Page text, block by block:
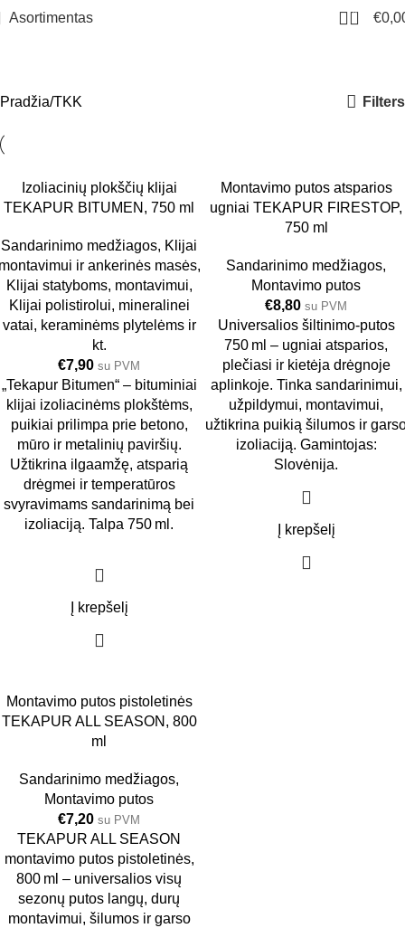
Asortimentas 0 €
Pradžia TKK Filters
Izoliacinių plokščių klijai
TEKAPUR BITUMEN, 750 ml
Sandarinimo medžiagos, Klijai
ir ankerinės masės,
Klijai statyboms, montavimui,
Klijai polistirolui, mineralinei
vatai, keraminėms plytelėms ir
kt.
€7,90 su PVM
„Tekapur Bitumen“ – bituminiai
klijai izoliacinėms plokštėms,
puikiai prilimpa prie betono,
mūro ir metalinių paviršių.
Užtikrina ilgaamžę, atsparią
drėgmei ir temperatūros
svyravimams sandarinimą bei
izoliaciją. Talpa 750 ml.
Į krepšelį
Montavimo putos atsparios
ugniai TEKAPUR FIRESTOP,
750 ml
Sandarinimo medžiagos,
Montavimo putos
€8,80 su PVM
Universalios šiltinimo-putos
750 ml – ugniai atsparios,
plečiasi ir kietėja drėgnoje
aplinkoje. Tinka sandarinimui,
užpildymui, montavimui,
užtikrina puikią šilumos ir
izoliaciją. Gamintojas:
Slovėnija.
Į krepšelį
Montavimo putos pistoletinės
TEKAPUR ALL SEASON, 800
ml
Sandarinimo medžiagos,
Montavimo putos
€7,20 su PVM
TEKAPUR ALL SEASON
montavimo putos pistoletinės,
800 ml – universalios visų
sezonų putos langų, durų
montavimui, šilumos ir garso